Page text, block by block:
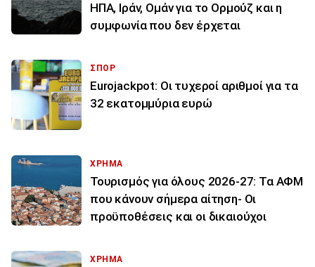
ΗΠΑ, Ιράν, Ομάν για το Ορμούζ και η
συμφωνία που δεν έρχεται
ΣΠΟΡ
Eurojackpot: Οι τυχεροί αριθμοί για τα
32 εκατoμμύρια ευρώ
ΧΡΗΜΑ
Τουρισμός για όλους 2026-27: Τα ΑΦΜ
που κάνουν σήμερα αίτηση- Οι
προϋποθέσεις και οι δικαιούχοι
ΧΡΗΜΑ